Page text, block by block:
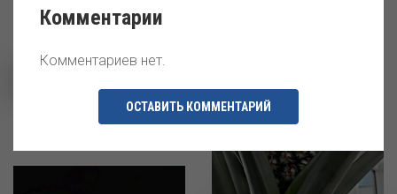
Комментарии
Комментариев нет.
ОСТАВИТЬ КОММЕНТАРИЙ